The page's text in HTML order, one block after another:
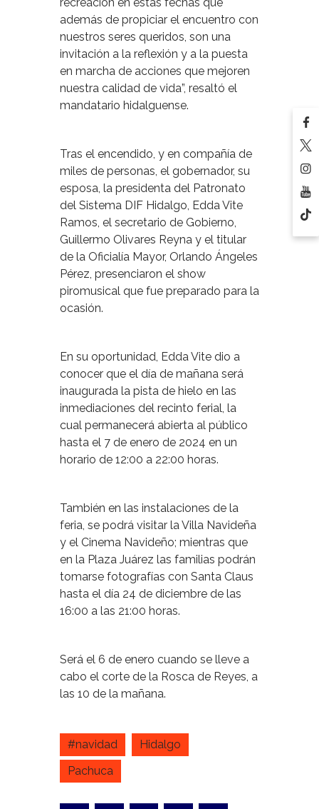
además de propiciar el encuentro con
nuestros seres queridos, son una
invitación a la reflexión y a la puesta
en marcha de acciones que mejoren
nuestra calidad de vida”, resaltó el
mandatario hidalguense.
Tras el encendido, y en compañía de
miles de personas, el gobernador, su
esposa, la presidenta del Patronato
del Sistema DIF Hidalgo, Edda Vite
Ramos, el secretario de Gobierno,
Guillermo Olivares Reyna y el titular
de la Oficialía Mayor, Orlando Ángeles
Pérez, presenciaron el show
piromusical que fue preparado para la
ocasión.
En su oportunidad, Edda Vite dio a
conocer que el día de mañana será
inaugurada la pista de hielo en las
inmediaciones del recinto ferial, la
cual permanecerá abierta al público
hasta el 7 de enero de 2024 en un
horario de 12:00 a 22:00 horas.
También en las instalaciones de la
feria, se podrá visitar la Villa Navideña
y el Cinema Navideño; mientras que
en la Plaza Juárez las familias podrán
tomarse fotografías con Santa Claus
hasta el día 24 de diciembre de las
16:00 a las 21:00 horas.
Será el 6 de enero cuando se lleve a
cabo el corte de la Rosca de Reyes, a
las 10 de la mañana.
#navidad
Hidalgo
Pachuca